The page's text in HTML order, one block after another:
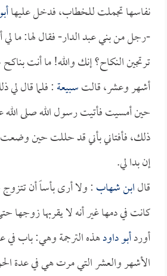
نفاسها تجملت للخطاب، فدخل عليها
-رجل من بني عبد الدار- فقال لها: ما
ترتجين النكاح؟ إنك والله! ما أنت
أشهر وعشر، قالتسبيعة: فلما قال لي
حين أمسيت فأتيت رسول الله صلى
ذلك، فأفتاني بأني قد حللت حين وضعت
إن بدا لي.
قالابن شهاب: ولا أرى بأساً أن
كانت في دمها غير أنه لا يقربها زوجها
أوردأبو داودهذه الترجمة وهي: باب في
الأشهر والعشر التي مرت هي في عدة